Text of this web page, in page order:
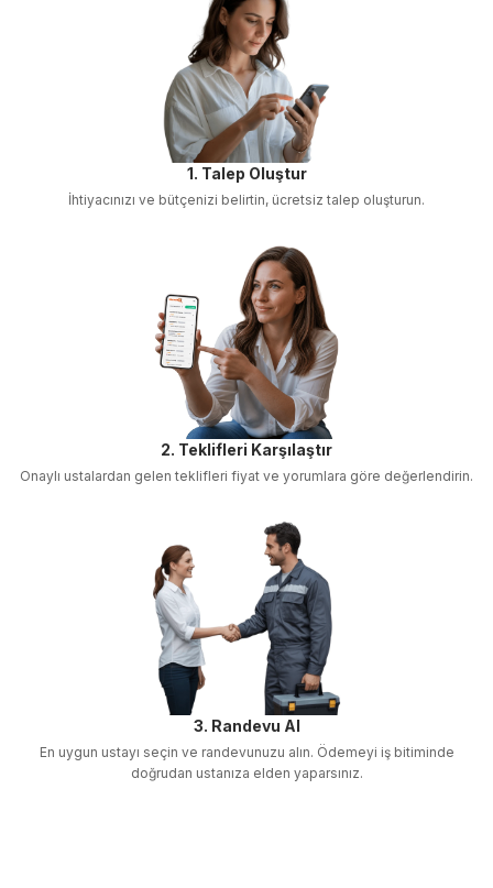
1. Talep Oluştur
İhtiyacınızı ve bütçenizi belirtin, ücretsiz talep oluşturun.
2. Teklifleri Karşılaştır
Onaylı ustalardan gelen teklifleri fiyat ve yorumlara göre değerlendirin.
3. Randevu Al
En uygun ustayı seçin ve randevunuzu alın. Ödemeyi iş bitiminde
doğrudan ustanıza elden yaparsınız.